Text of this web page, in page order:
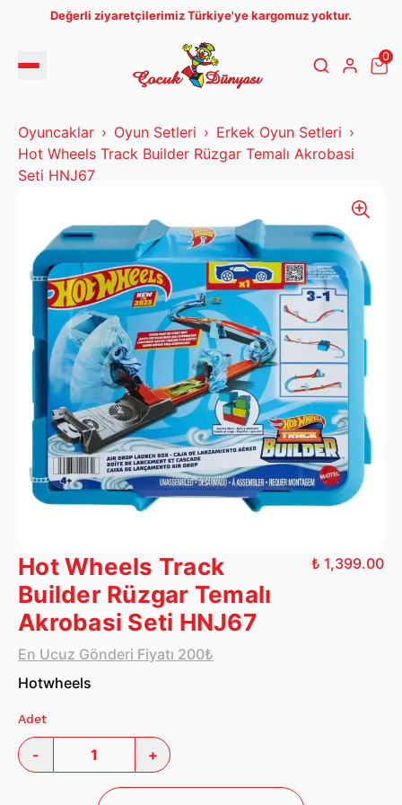
Değerli ziyaretçilerimiz Türkiye'ye kargomuz yoktur.
0
Oyuncaklar Oyun Setleri
Erkek Oyun Setleri
Hot Wheels Track Builder Rüzgar Temalı Akrobasi
Seti HNJ67
Hot Wheels Track
Builder Rüzgar Temalı
Akrobasi Seti HNJ67
En Ucuz Gönderi Fiyatı 200₺
₺ 1,399.00
Hotwheels
Adet
- +